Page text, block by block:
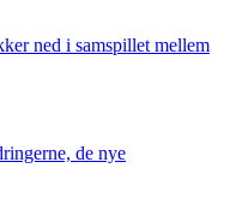
ned i samspillet mellem
de nye